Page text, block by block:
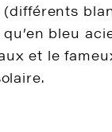
bleu
et le